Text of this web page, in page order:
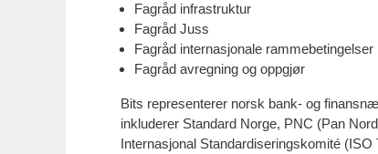
Fagråd infrastruktur
Fagråd Juss
Fagråd internasjonale rammebetingelser
Fagråd avregning og oppgjør
Bits representerer norsk bank- og
inkluderer Standard Norge, PNC (Pan
Internasjonal Standardiseringskomité